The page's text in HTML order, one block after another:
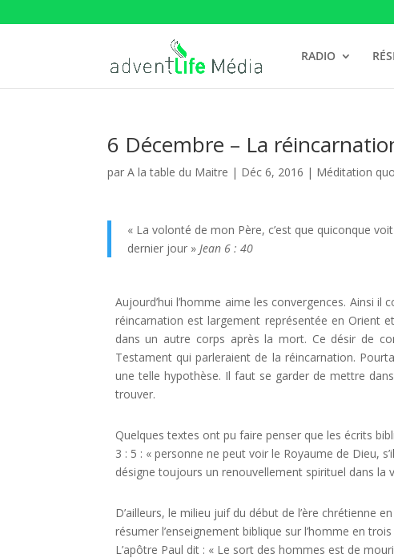
RADIO
6 Décembre – La
parA la table du Maitre | Déc 6, 2016 | Méditation
« La volonté de mon Père, c’est que quiconque
dernier jour »Jean 6 : 40
Aujourd’hui l’homme aime les convergences. Ainsi
réincarnation est largement représentée en Orient
dans un autre corps après la mort. Ce désir de
Testament qui parleraient de la réincarnation.
une telle hypothèse. Il faut se garder de mettre
trouver.
Quelques textes ont pu faire penser que les écrits
3 : 5 : « personne ne peut voir le Royaume de Dieu,
désigne toujours un renouvellement spirituel dans la
D’ailleurs, le milieu juif du début de l’ère chrétienne
résumer l’enseignement biblique sur l’homme en
L’apôtre Paul dit : « Le sort des hommes est de